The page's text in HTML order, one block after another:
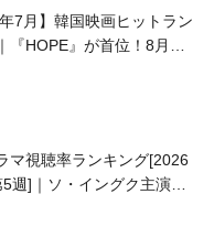
年7月】韓国映画ヒットラン
『HOPE』が首位！8月公
マ視聴率ランキング[2026
週]｜ソ・イングク主演の